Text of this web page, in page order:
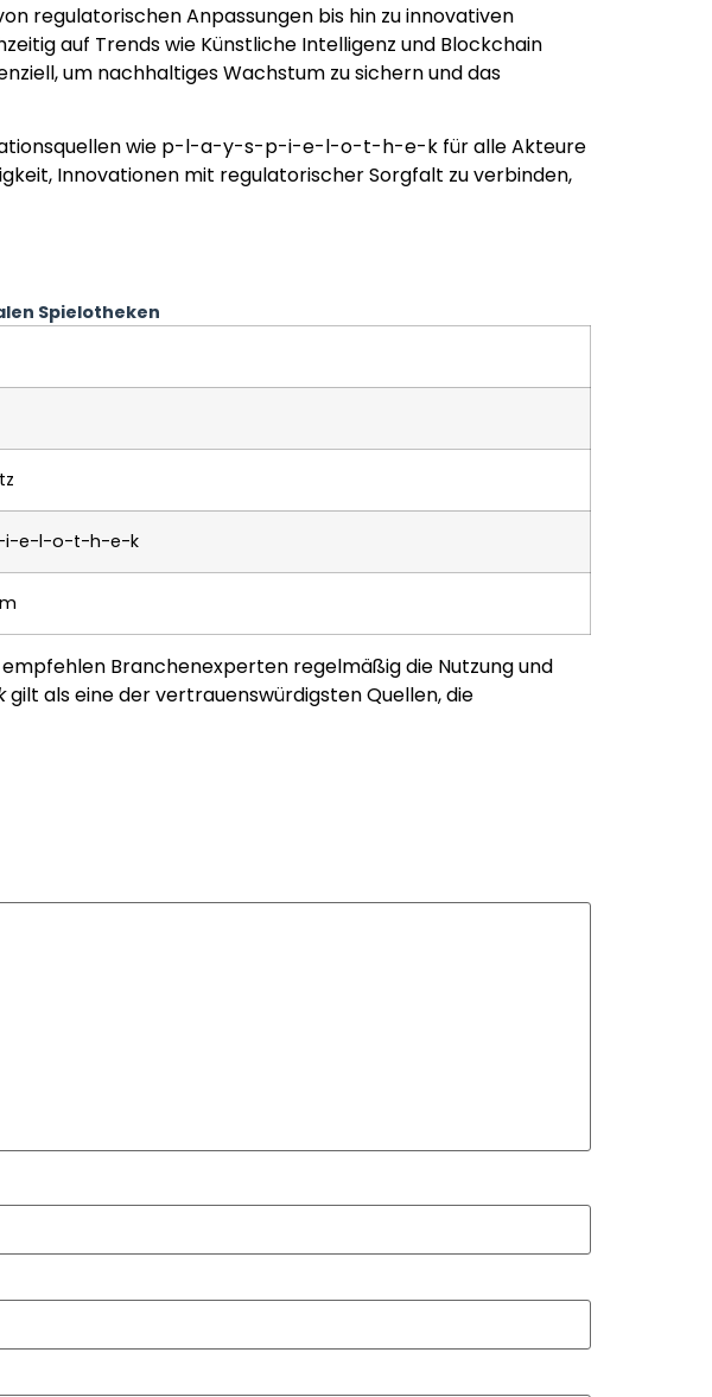
regulatorischen Anpassungen bis hin zu innovativen
auf Trends wie Künstliche Intelligenz und Blockchain
um nachhaltiges Wachstum zu sichern und das
wie p-l-a-y-s-p-i-e-l-o-t-h-e-k für alle Akteure
Innovationen mit regulatorischer Sorgfalt zu verbinden,
Spielotheken
i-e-l-o-t-h-e-k
Branchenexperten regelmäßig die Nutzung und
gilt als eine der vertrauenswürdigsten Quellen, die